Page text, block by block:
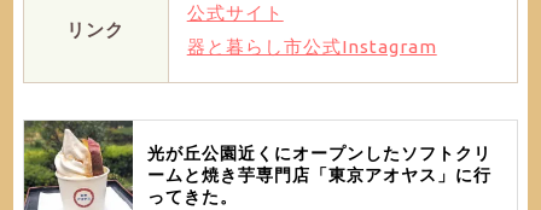
リンク
公式サイト
器と暮らし市公式Instagram
光が丘公園近くにオープンしたソフトクリ
ームと焼き芋専門店「東京アオヤス」に行
ってきた。